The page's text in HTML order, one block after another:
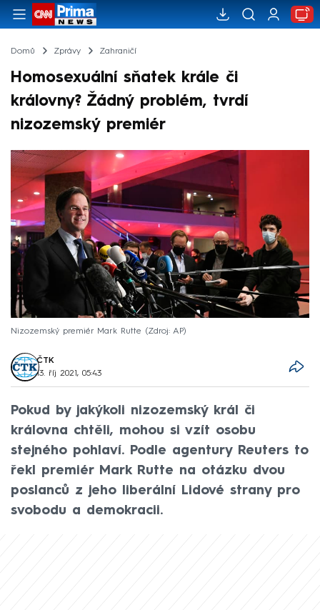
Domů Zprávy Zahraničí
Homosexuální sňatek krále či
královny? Žádný problém, tvrdí
nizozemský premiér
Nizozemský premiér Mark Rutte Zdroj: AP
ČTK
13. říj 2021, 05:43
Pokud by jakýkoli nizozemský král či
královna chtěli, mohou si vzít osobu
stejného pohlaví. Podle agentury Reuters to
řekl premiér Mark Rutte na otázku dvou
poslanců z jeho liberální Lidové strany pro
svobodu a demokracii.